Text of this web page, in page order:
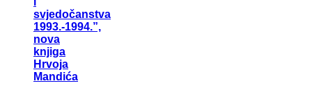
svjedočanstva
1993.-1994.”,
nova
knjiga
Hrvoja
Mandića